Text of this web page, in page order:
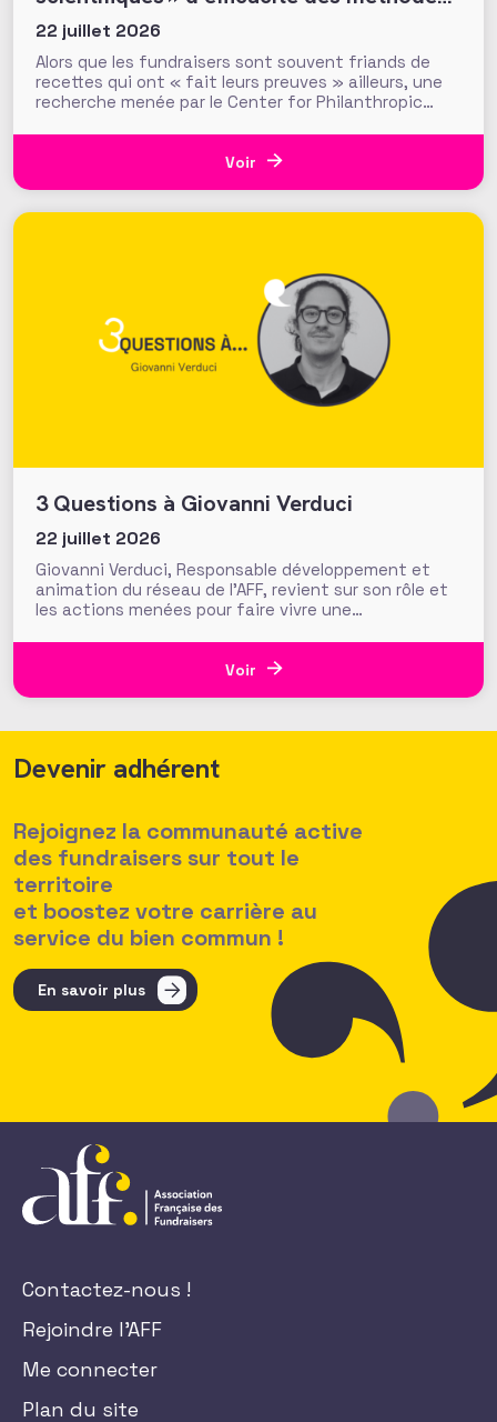
et tactiques de collecte…
22 juillet 2026
Alors que les fundraisers sont souvent friands de
recettes qui ont « fait leurs preuves » ailleurs, une
recherche menée par le Center for Philanthropic
question cruciale : la recherche académique sur la
générosité apporte-t-elle des preuves solides pour
Voir
3 Questions à Giovanni Verduci
22 juillet 2026
Giovanni Verduci, Responsable développement et
animation du réseau de l’AFF, revient sur son rôle et
les actions menées pour faire vivre une
L’AFF c’est une équipe, mais c’est aussi et surtout
un réseau. Vous, nos 1350 adhérents, faites la
Voir
Devenir adhérent
Rejoignez la communauté active
des fundraisers sur tout le
territoire
et boostez votre carrière au
service du bien commun !
En savoir plus
Contactez-nous !
Rejoindre l'AFF
Me connecter
Plan du site